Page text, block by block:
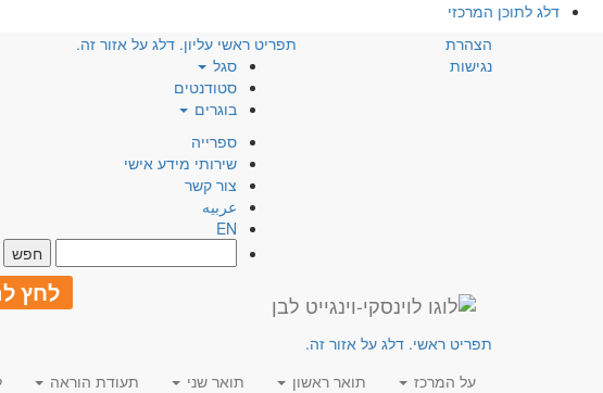
דלג לתוכן המרכזי
הצהרת
נגישות
תפריט ראשי עליון. דלג על אזור זה.
סגל
סטודנטים
בוגרים
ספרייה
שירותי מידע אישי
צור קשר
عربيه
EN
לחץ
תפריט ראשי. דלג על אזור זה.
על המרכז
תואר ראשון תואר שני תעודת הוראה